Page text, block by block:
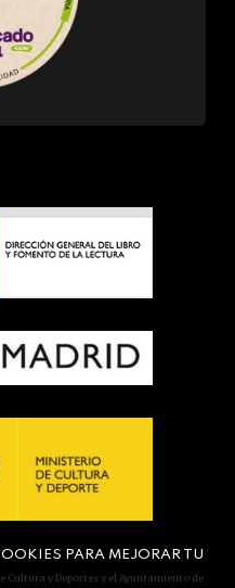
y Deportes y el Ayuntamiento de
PARA MEJORAR TU